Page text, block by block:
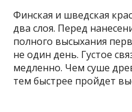
Финская и шведская
два слоя. Перед
полного высыхания
не один день. Густое
медленно. Чем суше
тем быстрее пройдет